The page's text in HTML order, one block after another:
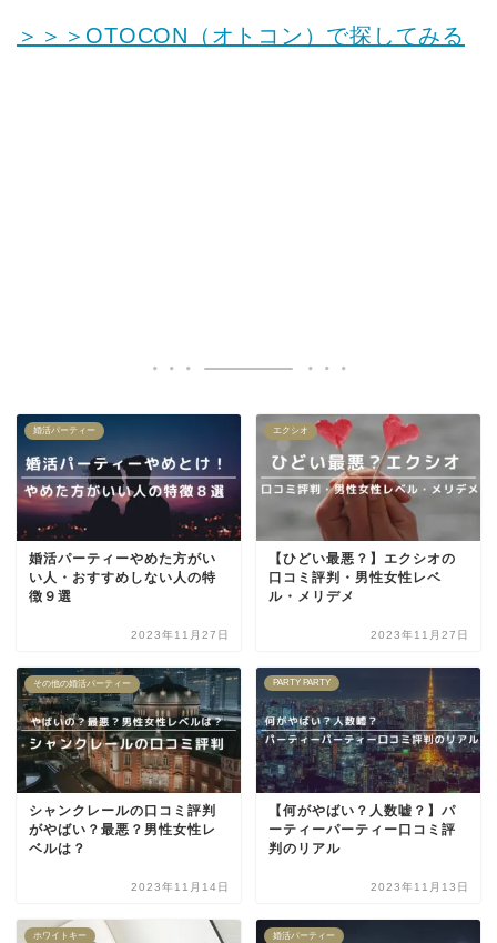
＞＞＞OTOCON（オトコン）で探してみる
婚活パーティー
婚活パーティーやめた方がい
い人・おすすめしない人の特
徴９選
2023年11月27日
エクシオ
【ひどい最悪？】エクシオの
口コミ評判・男性女性レベ
ル・メリデメ
2023年11月27日
その他の婚活パーティー
シャンクレールの口コミ評判
がやばい？最悪？男性女性レ
ベルは？
2023年11月14日
PARTY PARTY
【何がやばい？人数嘘？】パ
ーティーパーティー口コミ評
判のリアル
2023年11月13日
ホワイトキー 婚活パーティー